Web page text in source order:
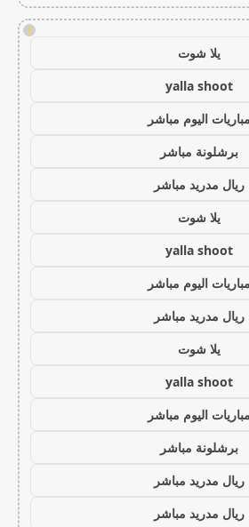
!
يلا شوت
yalla shoot
مباريات اليوم مباشر
برشلونة مباشر
ريال مدريد مباشر
يلا شوت
yalla shoot
مباريات اليوم مباشر
ريال مدريد مباشر
يلا شوت
yalla shoot
مباريات اليوم مباشر
برشلونة مباشر
ريال مدريد مباشر
ريال مدريد مباشر